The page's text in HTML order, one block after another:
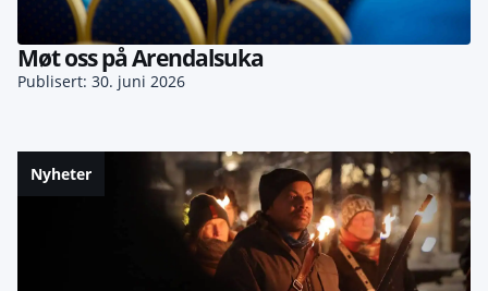
Møt oss på Arendalsuka
Publisert: 30. juni 2026
Nyheter